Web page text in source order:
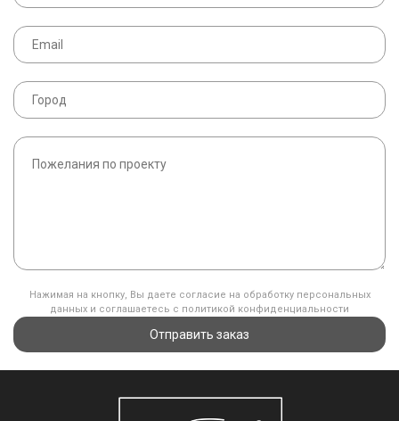
Нажимая на кнопку, Вы даете согласие на обработку персональных
данных и соглашаетесь с политикой конфиденциальности
Отправить заказ